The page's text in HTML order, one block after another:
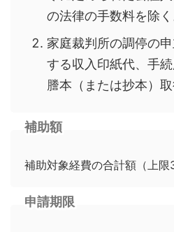
の法律の手数料を除く
家庭裁判所の調停の
する収入印紙代、手
謄本（または抄本）取
補助額
補助対象経費の合計額（上限3
申請期限